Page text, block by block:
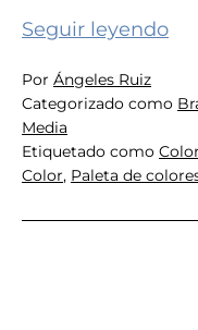
Seguir leyendo
de
Por Ángeles Ruiz
Categorizado como
Media
Etiquetado como Color
Color, Paleta de